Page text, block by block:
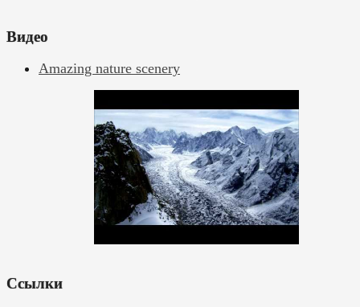
Видео
Amazing nature scenery
Ссылки